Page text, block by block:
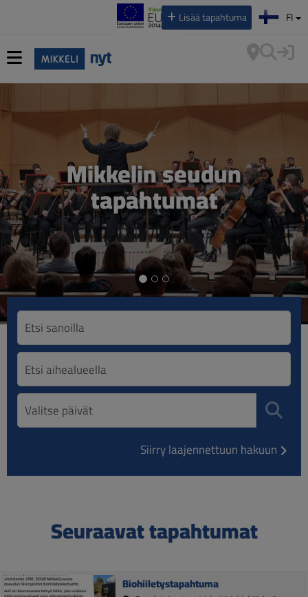
Lisää tapahtuma FI
Mikkelin seudun
tapahtumat
Siirry laajennettuun hakuun
Seuraavat tapahtumat
Biohiiletystapahtuma